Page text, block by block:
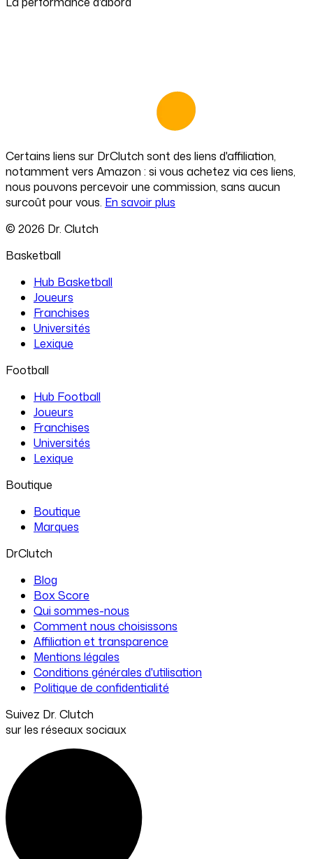
Certains liens sur DrClutch sont des liens d'affiliation,
notamment vers Amazon : si vous achetez via ces liens,
nous pouvons percevoir une commission, sans aucun
surcoût pour vous. En savoir plus
© 2026 Dr. Clutch
Basketball
Hub Basketball
Joueurs
Franchises
Universités
Lexique
Football
Hub Football
Joueurs
Franchises
Universités
Lexique
Boutique
Boutique
Marques
DrClutch
Blog
Box Score
Qui sommes-nous
Comment nous choisissons
Affiliation et transparence
Mentions légales
Conditions générales d'utilisation
Politique de confidentialité
Suivez Dr. Clutch
sur les réseaux sociaux